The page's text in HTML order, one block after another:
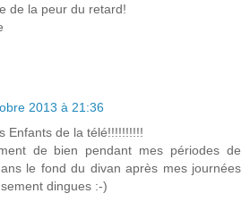
de la peur du retard!
2013 à 21:36
Enfants de la télé!!!!!!!!!!
de bien pendant mes périodes de
le fond du divan après mes journées
dingues :-)